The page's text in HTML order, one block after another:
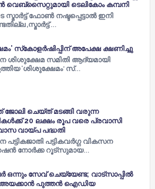
വെബ്‌സൈറ്റുമായി ടെലികോം കമ്പനി
സ്മാർട്ട് ഫോൺ നഷ്ടപ്പെട്ടാൽ ഇനി
,സ്മാർട്ട് …
സ്‌കോളര്‍ഷിപ്പിന് അപേക്ഷ ക്ഷണിച്ചു
ശിശുക്ഷേമ സമിതി ആദ്യമായി
‘ശിശുക്ഷേമം’ സ്…
ജോലി ചെയ്ത് മടങ്ങി വരുന്ന
20 ലക്ഷം രൂപ വരെ പ്രവാസി
വായ്പ പദ്ധതി
പട്ടികവർഗ്ഗ വികസന
നോർക്ക റൂട്സുമായ…
ഒന്നും സേവ് ചെയ്യേണ്ട; വാട്സാപ്പിൽ
അയക്കാൻ പുത്തൻ ഐഡിയ